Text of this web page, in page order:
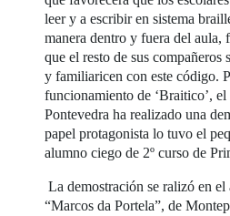
leer y a escribir en sistema
manera dentro y fuera del aula,
que el resto de sus compañeros
y familiaricen con este código.
funcionamiento de ‘Braitico’,
Pontevedra ha realizado una
papel protagonista lo tuvo el
alumno ciego de 2º curso de
La demostración se ralizó en
“Marcos da Portela”, de